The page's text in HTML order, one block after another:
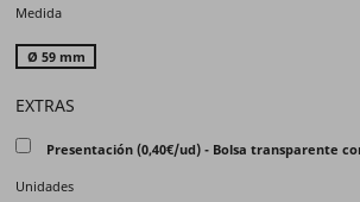
Medida
Ø 59 mm
EXTRAS
Presentación (0,40€/ud) - Bolsa transparente
Unidades